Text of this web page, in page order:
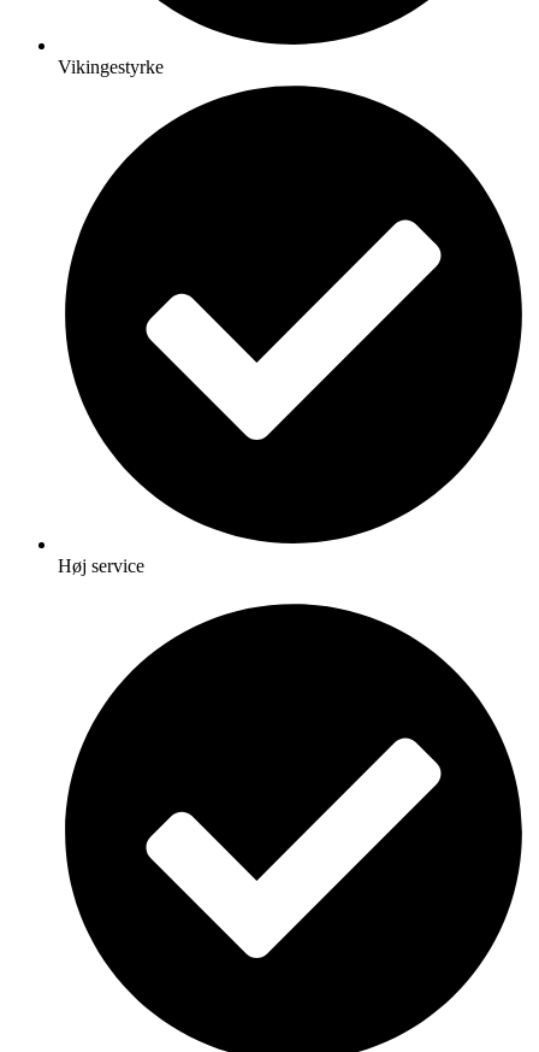
Vikingestyrke
Høj service